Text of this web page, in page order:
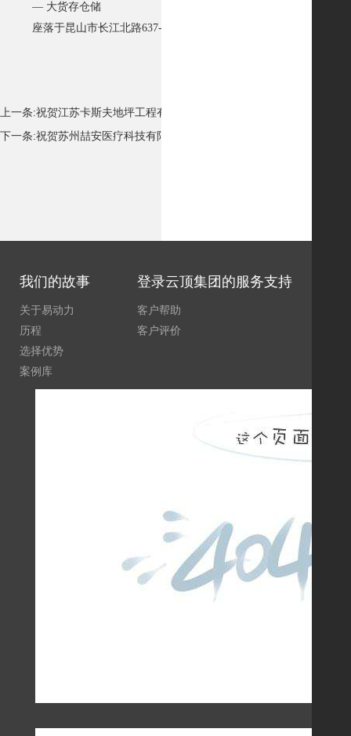
— 大货存仓储
座落于昆山市长江北路637-1号的昆山雅泰祺食品有限公司，拥有
上一条:祝贺江苏卡斯夫地坪工程有限公司网站已成功上线
下一条:祝贺苏州喆安医疗科技有限公司网站已成功上线
我们的故事
关于易动力
历程
选择优势
案例库
登录云顶集团的服务支持
客户帮助
客户评价